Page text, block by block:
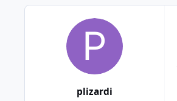
plizardi